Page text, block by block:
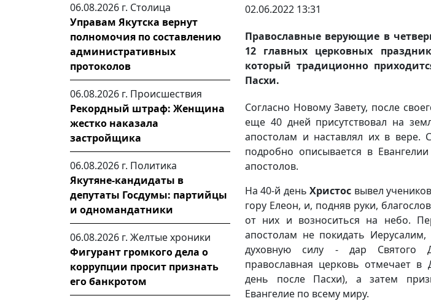
06.08.2026 г. Столица
Управам Якутска вернут
полномочия по составлению
административных
протоколов
06.08.2026 г. Происшествия
Рекордный штраф: Женщина
жестко наказала
застройщика
06.08.2026 г. Политика
Якутяне-кандидаты в
депутаты Госдумы: партийцы
и одномандатники
06.08.2026 г. Желтые хроники
Фигурант громкого дела о
коррупции просит признать
его банкротом
02.06.2022 13:31
Православные верующие в
12 главных церковных
который традиционно
Пасхи.
Согласно Новому Завету, после
еще 40 дней присутствовал на
апостолам и наставлял их в вере.
подробно описывается в
апостолов.
На 40-й деньХристос вывел
гору Елеон, и, подняв руки,
от них и возноситься на небо.
апостолам не покидать
духовную силу - дар Святого
православная церковь отмечает
день после Пасхи), а затем
Евангелие по всему миру.